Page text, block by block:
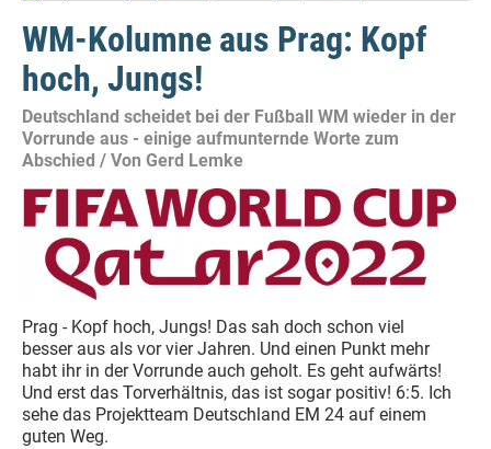
WM-Kolumne aus Prag: Kopf
hoch, Jungs!
Deutschland scheidet bei der Fußball WM wieder in der
Vorrunde aus - einige aufmunternde Worte zum
Abschied / Von Gerd Lemke
Prag - Kopf hoch, Jungs! Das sah doch schon viel
besser aus als vor vier Jahren. Und einen Punkt mehr
habt ihr in der Vorrunde auch geholt. Es geht aufwärts!
Und erst das Torverhältnis, das ist sogar positiv! 6:5. Ich
sehe das Projektteam Deutschland EM 24 auf einem
guten Weg.